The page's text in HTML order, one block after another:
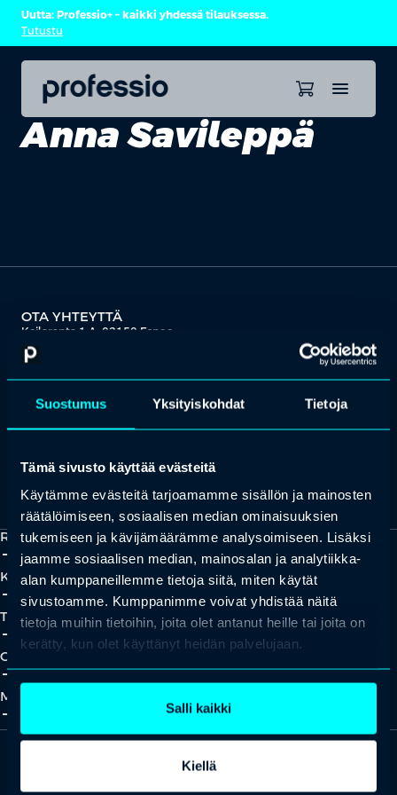
Suostumus Yksityiskohdat Tietoja
Tämä sivusto käyttää evästeitä
Käytämme evästeitä tarjoamamme sisällön ja mainosten
räätälöimiseen, sosiaalisen median ominaisuuksien
tukemiseen ja kävijämäärämme analysoimiseen. Lisäksi
jaamme sosiaalisen median, mainosalan ja analytiikka-
alan kumppaneillemme tietoja siitä, miten käytät
sivustoamme. Kumppanimme voivat yhdistää näitä
tietoja muihin tietoihin, joita olet antanut heille tai joita on
kerätty, kun olet käyttänyt heidän palvelujaan.
Salli kaikki
Kiellä
Uutta: Professio+ – kaikki yhdessä tilauksessa.
Tutustu
Anna Savileppä
OTA YHTEYTTÄ
Keilaranta 1 A, 02150 Espoo
+358 (0)20 780 6220
Ratkaisut
add_2 close
Koulutukset
add_2close
Tapahtumat
add_2 close
Oivallukset
add_2close
Meistä
add_2